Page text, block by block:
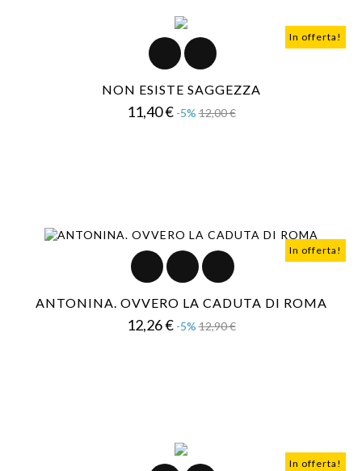
In offerta!
NON ESISTE SAGGEZZA
11,40 € Prezzo
-5% 12,00 €Prezzo
In offerta!
ANTONINA. OVVERO LA CADUTA DI ROMA
12,26 € Prezzo
-5% 12,90 €Prezzo
In offerta!